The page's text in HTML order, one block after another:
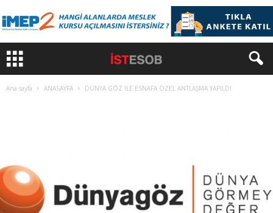
Ana sayfa ANASAYFA DÜNYA GÖZ İLE ESNAFA ÖZEL ANTLAŞMA YAPILDI